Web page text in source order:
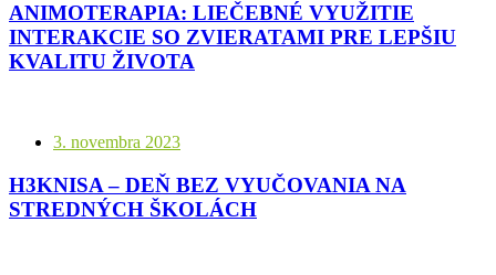
ANIMOTERAPIA: LIEČEBNÉ VYUŽITIE
INTERAKCIE SO ZVIERATAMI PRE LEPŠIU
KVALITU ŽIVOTA
3. novembra 2023
H3KNISA – DEŇ BEZ VYUČOVANIA NA
STREDNÝCH ŠKOLÁCH